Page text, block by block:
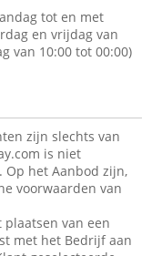
tot en met
en vrijdag van
van 10:00 tot 00:00)
zijn slechts van
is niet
Op het Aanbod zijn,
voorwaarden van
van een
met het Bedrijf aan